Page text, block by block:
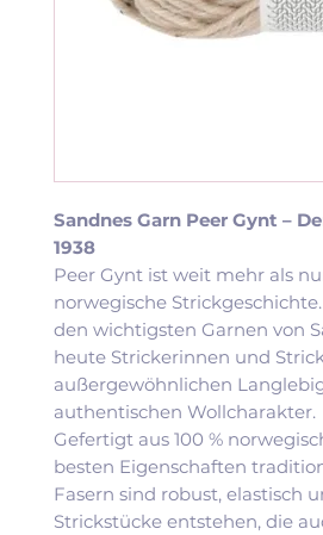
Sandnes Garn Peer Gynt –
1938
Peer Gynt ist weit mehr als
norwegische
den wichtigsten Garnen von
heute Strickerinnen und
außergewöhnlichen
authentischen Wollcharakter.
Gefertigt aus 100 %
besten Eigenschaften
Fasern sind robust, elastisch
Strickstücke entstehen, die